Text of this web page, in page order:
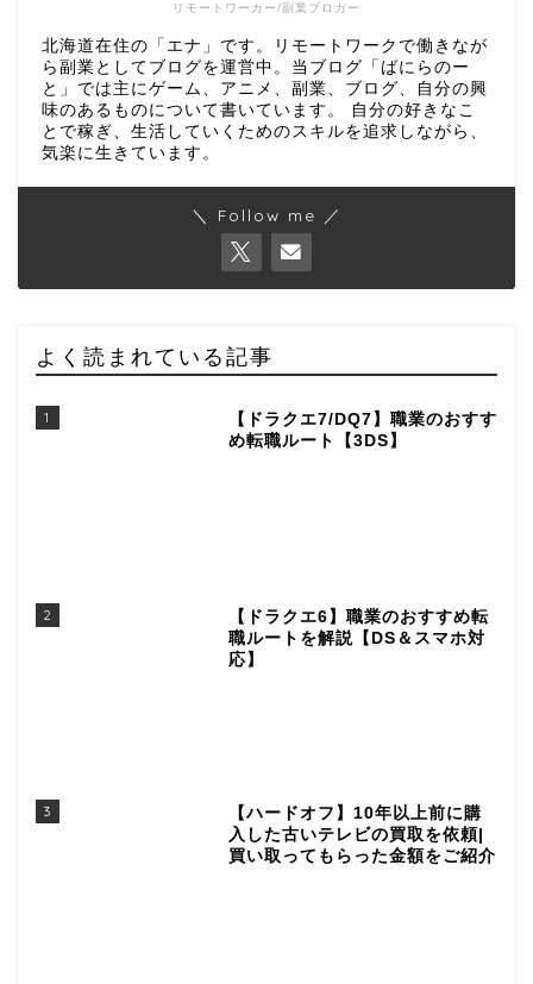
リモートワーカー/副業ブロガー
北海道在住の「エナ」です。リモートワークで働きなが
ら副業としてブログを運営中。当ブログ「ばにらのー
と」では主にゲーム、アニメ、副業、ブログ、自分の興
味のあるものについて書いています。 自分の好きなこ
とで稼ぎ、生活していくためのスキルを追求しながら、
気楽に生きています。
＼ Follow me ／
よく読まれている記事
1
【ドラクエ7/DQ7】職業のおすす
め転職ルート【3DS】
2
【ドラクエ6】職業のおすすめ転
職ルートを解説【DS＆スマホ対
応】
3
【ハードオフ】10年以上前に購
入した古いテレビの買取を依頼|
買い取ってもらった金額をご紹介